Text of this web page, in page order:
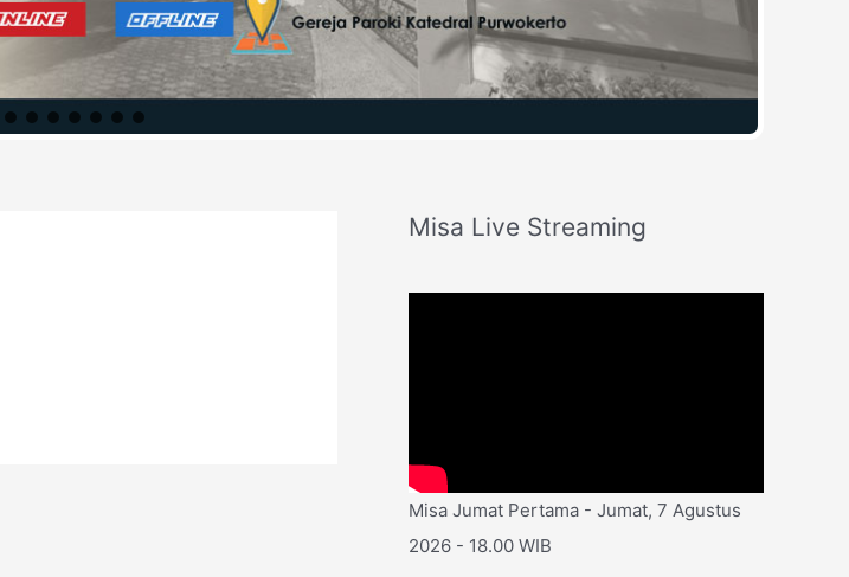
Misa Live Streaming
Misa Jumat Pertama - Jumat, 7 Agustus
2026 - 18.00 WIB